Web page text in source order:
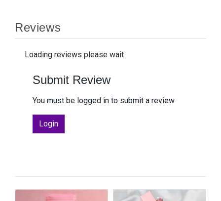
Reviews
Loading reviews please wait
Submit Review
You must be logged in to submit a review
Login